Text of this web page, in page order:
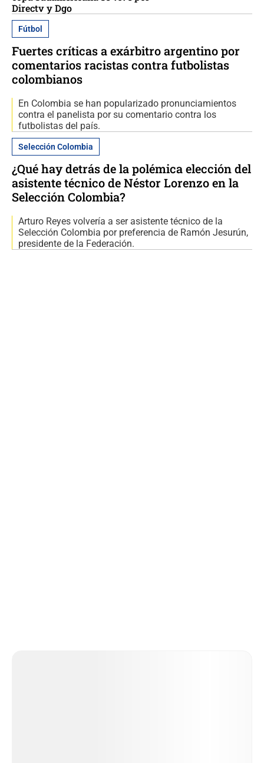
Directv y Dgo
Fútbol
Fuertes críticas a exárbitro argentino por
comentarios racistas contra futbolistas
colombianos
En Colombia se han popularizado pronunciamientos
contra el panelista por su comentario contra los
futbolistas del país.
Selección Colombia
¿Qué hay detrás de la polémica elección del
asistente técnico de Néstor Lorenzo en la
Selección Colombia?
Arturo Reyes volvería a ser asistente técnico de la
Selección Colombia por preferencia de Ramón Jesurún,
presidente de la Federación.